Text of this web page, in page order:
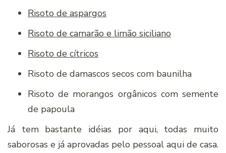
Risoto de aspargos
Risoto de camarão e limão siciliano
Risoto de cítricos
Risoto de damascos secos com baunilha
Risoto de morangos orgânicos com semente
de papoula
Já tem bastante idéias por aqui, todas muito
saborosas e já aprovadas pelo pessoal aqui de casa.